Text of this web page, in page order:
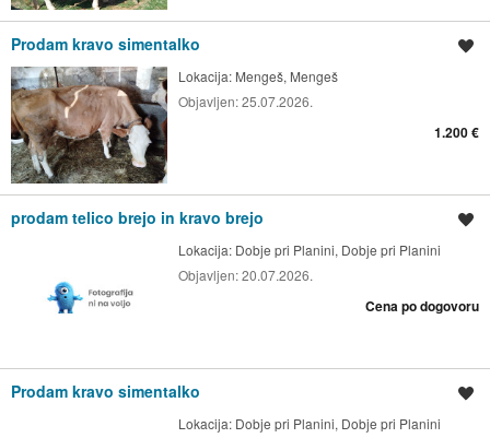
Prodam kravo simentalko
Lokacija: Mengeš, Mengeš
Objavljen:25.07.2026.
1.200 €
prodam telico brejo in kravo brejo
Lokacija: Dobje pri Planini, Dobje pri Planini
Objavljen:20.07.2026.
Cena po dogovoru
Prodam kravo simentalko
Lokacija: Dobje pri Planini, Dobje pri Planini